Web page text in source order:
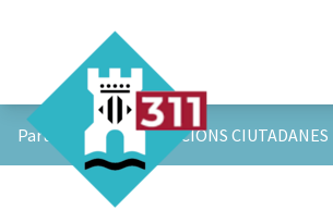
ParticiPAM! /APORTACIONS CIUTADANES